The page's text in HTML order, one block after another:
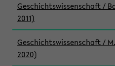
Geschichtswissenschaft /
2011)
Geschichtswissenschaft /
2020)